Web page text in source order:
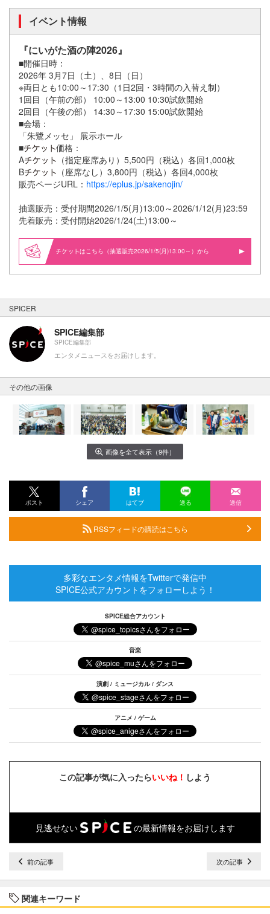
イベント情報
『にいがた酒の陣2026』
■開催日時：
2026年 3月7日（土）、8日（日）
※両日とも10:00～17:30（1日2回・3時間の入替え制）
1回目（午前の部） 10:00～13:00 10:30試飲開始
2回目（午後の部） 14:30～17:30 15:00試飲開始
■会場：
「朱鷺メッセ」 展示ホール
■
価格：
A
（指定座席あり）5,500円（税込）各回1,000枚
B
（座席なし）3,800円（税込）各回4,000枚
販売ページURL： https://eplus.jp/sakenojin/
抽選販売：受付期間2026/1/5(月)13:00～2026/1/12(月)23:59
先着販売：受付開始2026/1/24(土)13:00～
はこちら（抽選販売2026/1/5(月)13:00～）から
SPICER
SPICE編集部
SPICE編集部
エンタメニュースをお届けします。
その他の画像
画像を全て表示（9件）
ポスト シェア はてブ 送る 送信
RSSフィードの購読はこちら
多彩なエンタメ情報をTwitterで発信中
SPICE公式アカウントをフォローしよう！
SPICE総合アカウント
音楽
演劇 / ミュージカル / ダンス
アニメ / ゲーム
この記事が気に入ったらいいね！ しよう
見逃せない の最新情報をお届けします
前の記事 次の記事
関連キーワード